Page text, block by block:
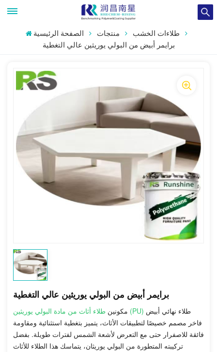
الصفحة الرئيسية منتجات
طلاءات الخشب
برايمر أبيض من البولي يوريثين عالي التغطية
برايمر أبيض من البولي يوريثين عالي التغطية
مكونين طلاء أثاث من مادة البولي يوريثين (PU) طلاء نهائي أبيض
فاخر مصمم خصيصًا لتطبيقات الأثاث، يتميز بتغطية استثنائية ومقاومة
فائقة للاصفرار حتى مع التعرض لأشعة الشمس لفترات طويلة. بفضل
تركيبته المتطورة من البولي يوريثان، يتماسك هذا الطلاء للأثاث